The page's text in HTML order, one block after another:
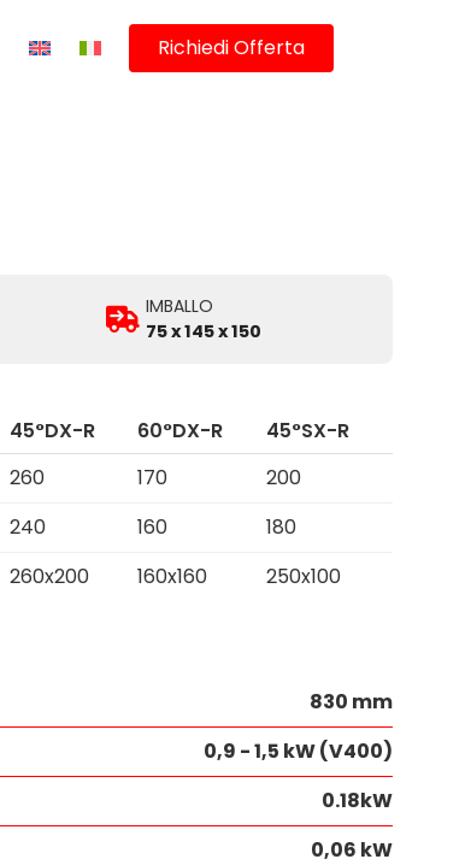
Richiedi Offerta
IMBALLO
75 x 145 x 150
45°DX-R 60°DX-R
45°SX-R
260 170
200
240 160
180
260x200 160x160 250x100
830 mm
0,9 - 1,5 kW (V400)
0.18kW
0,06 kW